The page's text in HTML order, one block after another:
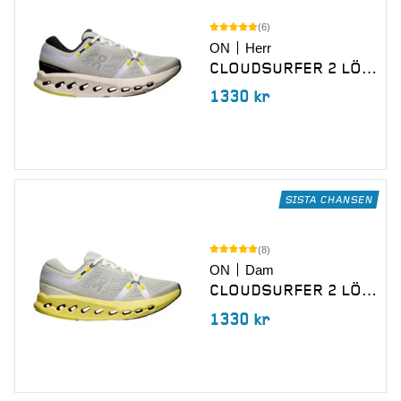
(6)
ON Herr
CLOUDSURFER 2 LÖPARSKOR
1330 kr
SISTA CHANSEN
(8)
ON Dam
CLOUDSURFER 2 LÖPARSKO
1330 kr